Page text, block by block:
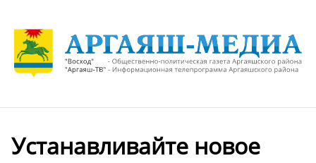
Устанавливайте новое